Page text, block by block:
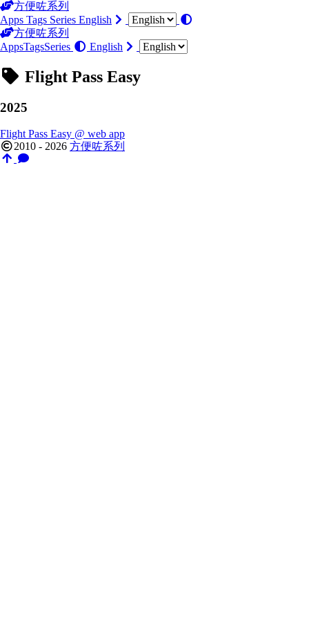
方便咗系列
Apps Tags Series English
方便咗系列
AppsTagsSeries English
Flight Pass Easy
2025
Flight Pass Easy @ web app
2010 - 2026 方便咗系列